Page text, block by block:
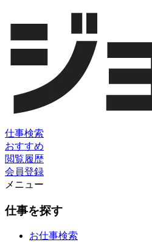
仕事検索
おすすめ
閲覧履歴
会員登録
メニュー
仕事を探す
お仕事検索